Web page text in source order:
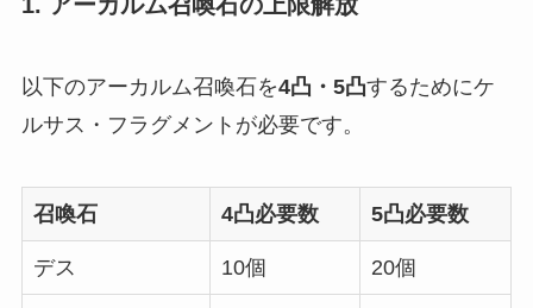
以下のアーカルム召喚石を4凸・5凸するためにケ
ルサス・フラグメントが必要です。
召喚石 4凸必要数 5凸必要数
デス 10個 20個